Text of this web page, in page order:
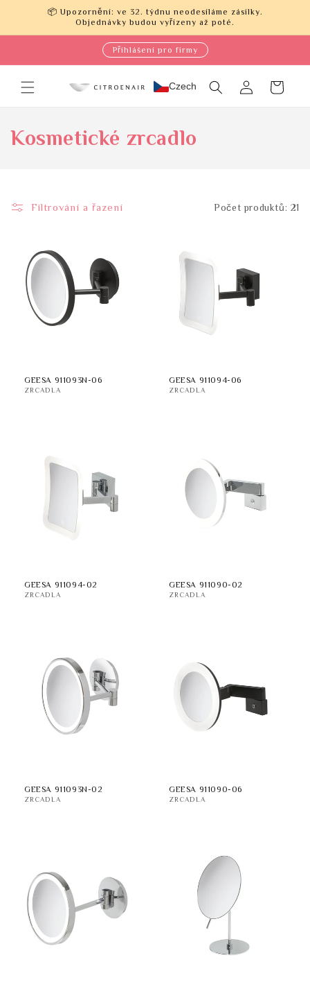
Přejít k📦 Upozornění: ve 32. týdnu neodesíláme zásilky.
Objednávky budou vyřízeny až poté.
Přihlášení pro firmy
Czech Košík
K
e
Kosmetické zrcadlo
Filtrování a řazení Počet produktů: 21
GEESA 911093N-06
ZRCADLA
GEESA 911094-06
ZRCADLA
GEESA 911094-02
ZRCADLA
GEESA 911090-02
ZRCADLA
GEESA 911093N-02
ZRCADLA
GEESA 911090-06
ZRCADLA